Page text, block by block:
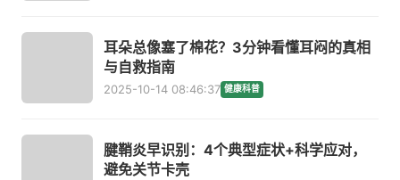
耳朵总像塞了棉花？3分钟看懂耳闷的真相
与自救指南
2025-10-14 08:46:37 健康科普
腱鞘炎早识别：4个典型症状+科学应对，
避免关节卡壳